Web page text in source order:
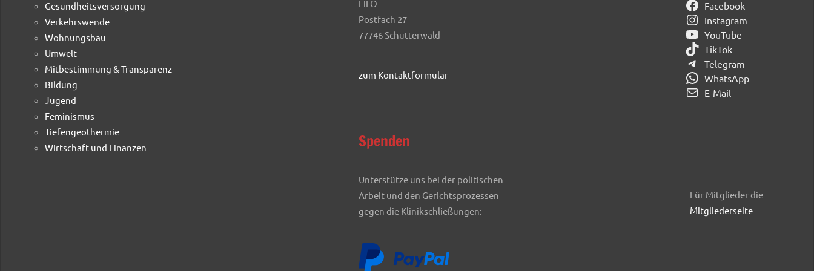
Gesundheitsversorgung
Verkehrswende
Wohnungsbau
Umwelt
Mitbestimmung & Transparenz
Bildung
Jugend
Feminismus
Tiefengeothermie
Wirtschaft und Finanzen
LiLO
Postfach 27
77746 Schutterwald
zum Kontaktformular
Spenden
Unterstütze uns bei der politischen
Arbeit und den Gerichtsprozessen
gegen die Klinikschließungen:
Facebook
Instagram
YouTube
TikTok
Telegram
WhatsApp
E-Mail
Für Mitglieder die
Mitgliederseite